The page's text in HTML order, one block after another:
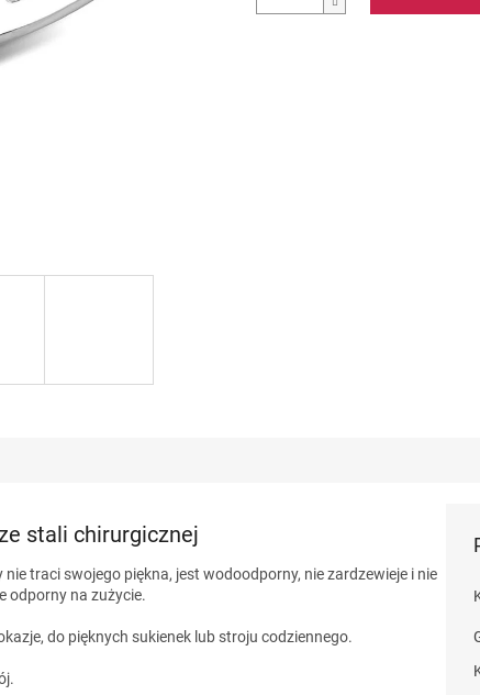
stali chirurgicznej
traci swojego piękna, jest wodoodporny, nie zardzewieje i nie
odporny na zużycie.
do pięknych sukienek lub stroju codziennego.